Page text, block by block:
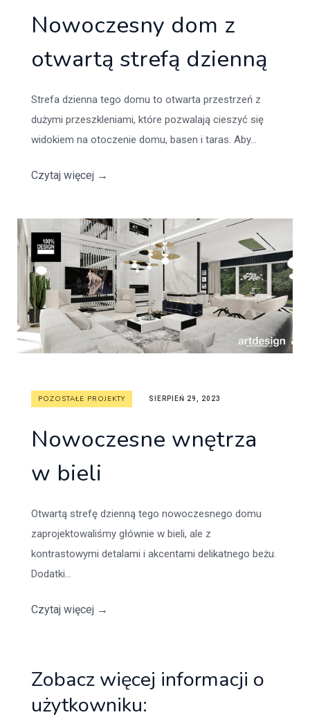
Nowoczesny dom z
otwartą strefą dzienną
Strefa dzienna tego domu to otwarta przestrzeń z
dużymi przeszkleniami, które pozwalają cieszyć się
widokiem na otoczenie domu, basen i taras. Aby...
Czytaj więcej →
POZOSTAŁE PROJEKTY SIERPIEŃ 29, 2023
Nowoczesne wnętrza
w bieli
Otwartą strefę dzienną tego nowoczesnego domu
zaprojektowaliśmy głównie w bieli, ale z
kontrastowymi detalami i akcentami delikatnego beżu.
Dodatki...
Czytaj więcej →
Zobacz więcej informacji o
użytkowniku: